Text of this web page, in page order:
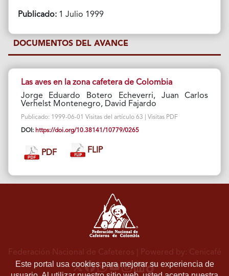
Publicado:1 Julio 1999
DOCUMENTOS DEL AVANCE
Las aves en la zona cafetera de Colombia
Jorge Eduardo Botero Echeverri, Juan Carlos
Verhelst Montenegro, David Fajardo
Publicado: 1999-06-01 Visitas del artículo 63 | Visitas PDF
DOI: https://doi.org/10.38141/10779/0265
PDF FLIP
Este portal usa cookies para mejorar su experiencia de
Federación Nacional de Cafeteros | Powered by: Cenicafé